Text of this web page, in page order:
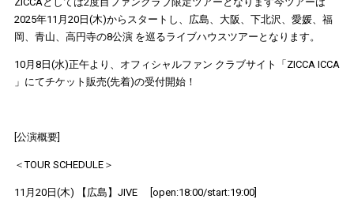
2025年11 月 20日 (木)からスタートし、広島、大阪、下北沢、愛媛、福
岡、青山、高円寺の8公演 を巡るライブハウスツアーとなります。
10月 8日 (水)正午より、オフィシャルファン クラブサイト 「 ZICCA ICCA
」 にてチケット販売(先着)の受付開始！
公演概要]
＜TOUR SCHEDULE＞
11 月 20日 (木) 【広島】 JIVE [open:18:00/start:19:00]